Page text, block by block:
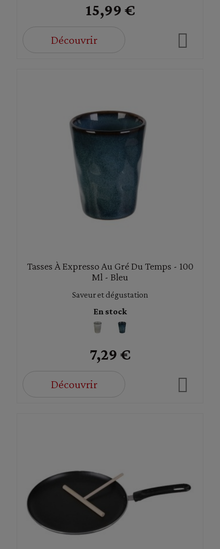
15,99 €
Découvrir
Tasses À Expresso Au Gré Du Temps - 100
Ml - Bleu
Saveur et dégustation
En stock
7,29 €
Découvrir